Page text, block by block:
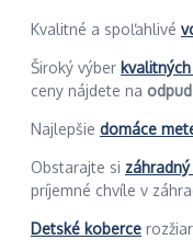
Kvalitné a spoľahlivé
Široký výber
ceny nájdete na
Najlepšie domáce
Obstarajte si
príjemné chvíle v
Detské koberce